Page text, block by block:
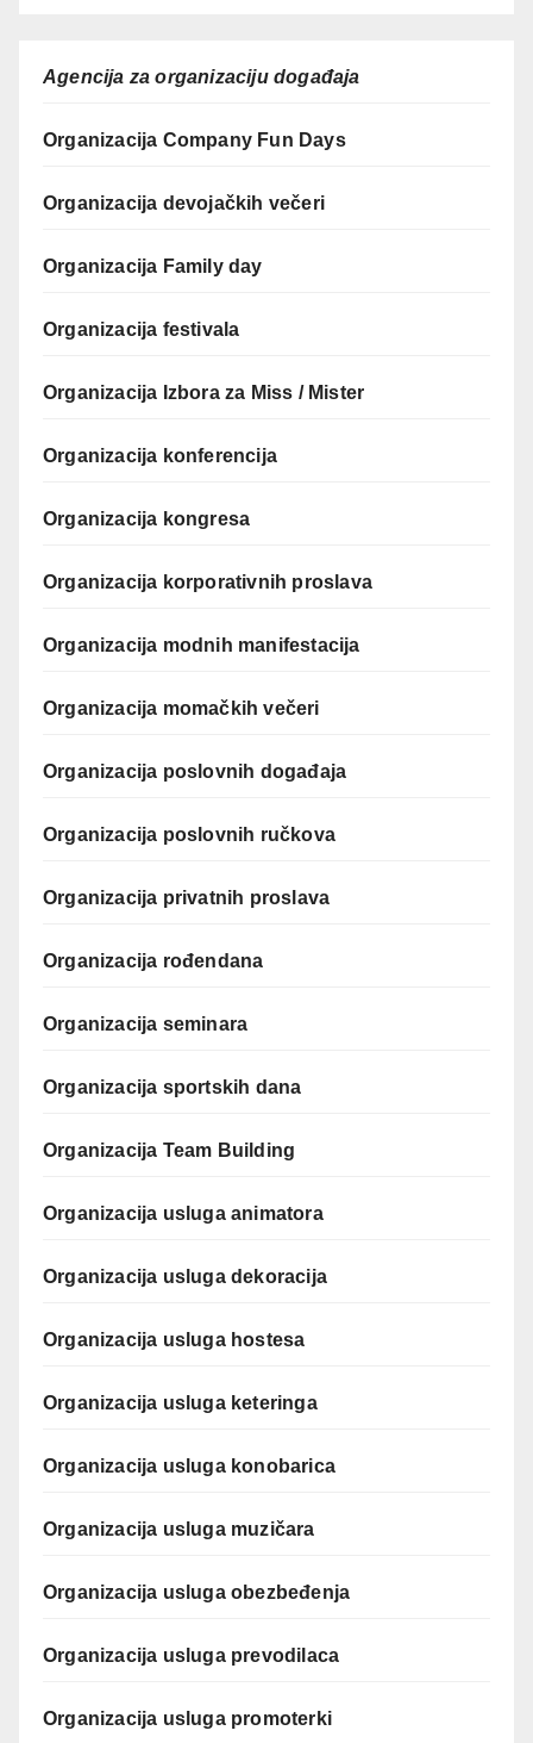
Agencija za organizaciju događaja
Organizacija Company Fun Days
Organizacija devojačkih večeri
Organizacija Family day
Organizacija festivala
Organizacija Izbora za Miss / Mister
Organizacija konferencija
Organizacija kongresa
Organizacija korporativnih proslava
Organizacija modnih manifestacija
Organizacija momačkih večeri
Organizacija poslovnih događaja
Organizacija poslovnih ručkova
Organizacija privatnih proslava
Organizacija rođendana
Organizacija seminara
Organizacija sportskih dana
Organizacija Team Building
Organizacija usluga animatora
Organizacija usluga dekoracija
Organizacija usluga hostesa
Organizacija usluga keteringa
Organizacija usluga konobarica
Organizacija usluga muzičara
Organizacija usluga obezbeđenja
Organizacija usluga prevodilaca
Organizacija usluga promoterki